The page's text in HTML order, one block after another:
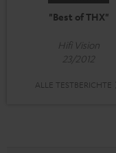
"Best of THX"
Hifi Vision
23/2012
ALLE TESTBERICHTE